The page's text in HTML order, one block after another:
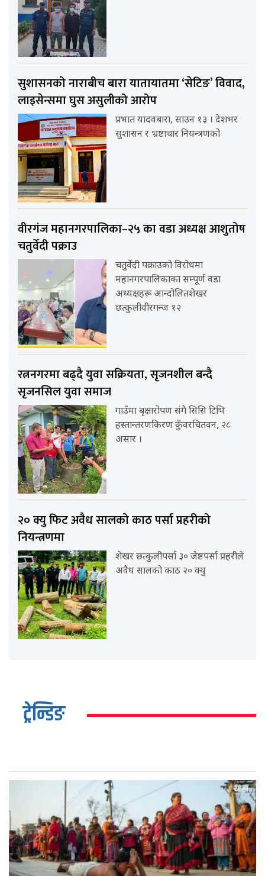
सुशासनको नाराबीच बारा यातायातमा ‘सेटिङ’ विवाद,
लाइसेन्समा घुस असुलीको आरोप
प्रभात यादवबारा, साउन १३ । देशभर
सुशासन र भ्रष्टाचार नियन्त्रणको
वीरगंज महानगरपालिका–२५ का वडा अध्यक्ष आशुतोष
चतुर्वेदी पक्राउ
चतुर्वेदी पक्राउको विरोधमा
महानगरपालिकाका सम्पूर्ण वडा
अध्यक्षहरू आन्दोलितशेखर
छत्कुलीवीरगन्ज १२
रत्ननगरमा बढ्दै युवा सक्रियता, सृजनशील बन्दै
सृजनसिल युवा समाज
गाउँमा बृक्षारोपण संगै सिसि टिभि
हस्तान्तरणकिरण कुँवरचितवन, २८
असार ।
२० क्यु फिट अवैध सालको काठ पर्सा प्रहरीको
नियन्त्रणमा
शेखर छत्कुलीपर्सा ३० जेष्ठपर्सा प्रहरीले
अवैध सालको काठ २० क्यु
ट्रेन्डिङ